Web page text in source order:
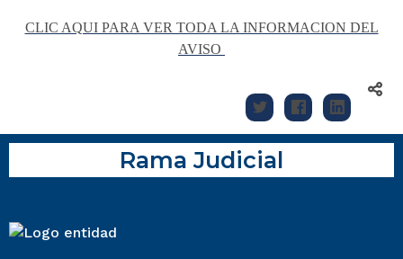
CLIC AQUI PARA VER TODA LA INFORMACION DEL
AVISO
Rama Judicial